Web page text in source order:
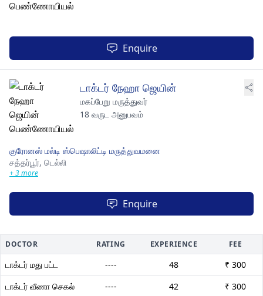
Enquire
டாக்டர் நேஹா ஜெயின்
மகப்பேறு மருத்துவர்
18 வருட அனுபவம்
குரோனஸ் மல்டி ஸ்பெஷாலிட்டி மருத்துவமனை
சத்தர்பூர், டெல்லி
+ 3 more
Enquire
DOCTOR RATING EXPERIENCE FEE
டாக்டர் மது பட்ட ---- 48
₹ 300
டாக்டர் வீணா செகல்
---- 42
₹ 300